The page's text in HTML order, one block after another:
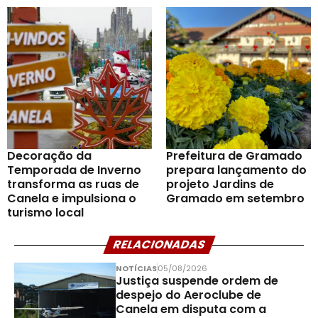
Decoração da
Temporada de Inverno
transforma as ruas de
Canela e impulsiona o
turismo local
Prefeitura de Gramado
prepara lançamento do
projeto Jardins de
Gramado em setembro
RELACIONADAS
NOTÍCIAS05/08/2026
Justiça suspende ordem de
despejo do Aeroclube de
Canela em disputa com a